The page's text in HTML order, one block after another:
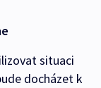
situaci
docházet k